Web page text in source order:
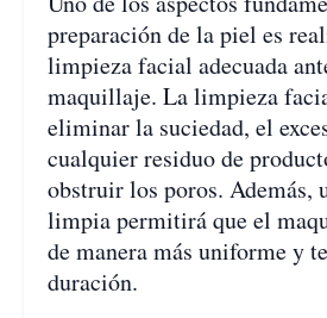
preparación de la piel es
limpieza facial adecuada
maquillaje. La limpieza
eliminar la suciedad, el
cualquier residuo de
obstruir los poros. Además,
limpia permitirá que el
de manera más uniforme y
duración.